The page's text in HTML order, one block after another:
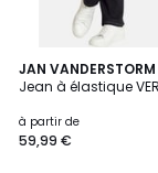
JAN VANDERSTORM
Jean à élastique
à partir de
59,99 €
3,7
/ 5
2
Couleurs